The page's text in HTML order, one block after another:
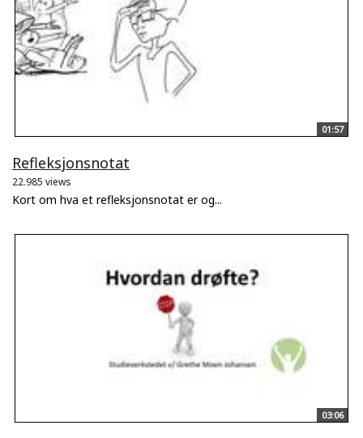
01:57
Refleksjonsnotat
22.985 views
Kort om hva et refleksjonsnotat er og...
03:06